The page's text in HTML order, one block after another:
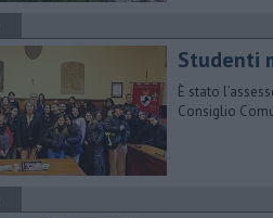
​Studenti
È stato
Consiglio